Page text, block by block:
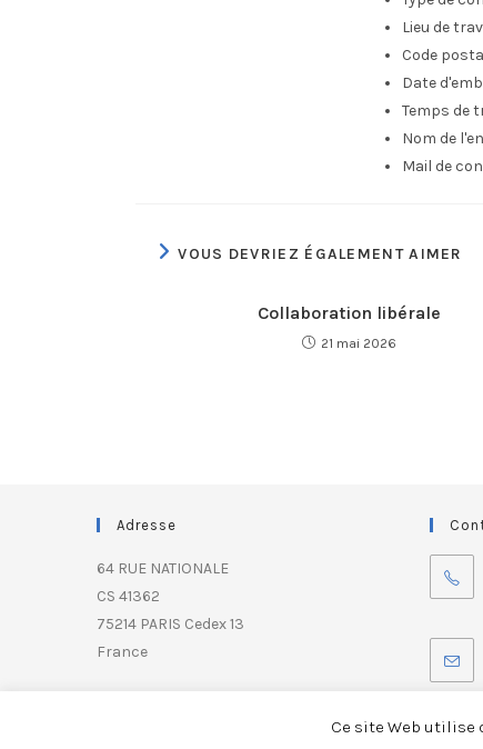
Lieu de
Code
Date
Temps de
Nom de
Mail de
VOUS DEVRIEZ ÉGALEMENT AIMER
Collaboration libérale
21 mai 2026
Adresse
64 RUE NATIONALE
CS 41362
75214 PARIS Cedex 13
France
Ce site Web utilise